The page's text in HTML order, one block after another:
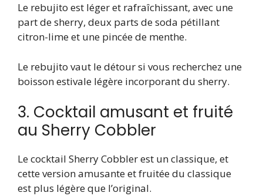
Le rebujito est léger et rafraîchissant, avec une
part de sherry, deux parts de soda pétillant
citron-lime et une pincée de menthe.
Le rebujito vaut le détour si vous recherchez une
boisson estivale légère incorporant du sherry.
3. Cocktail amusant et fruité
au Sherry Cobbler
Le cocktail Sherry Cobbler est un classique, et
cette version amusante et fruitée du classique
est plus légère que l’original.